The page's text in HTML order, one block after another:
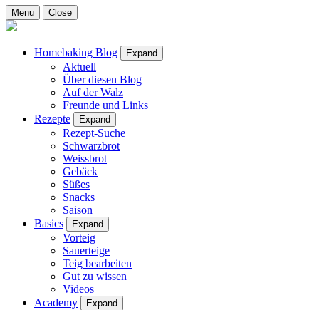
Menu Close
Homebaking Blog Expand
Aktuell
Über diesen Blog
Auf der Walz
Freunde und Links
Rezepte
Expand
Rezept-Suche
Schwarzbrot
Weissbrot
Gebäck
Süßes
Snacks
Saison
Basics
Expand
Vorteig
Sauerteige
Teig bearbeiten
Gut zu wissen
Videos
Academy
Expand